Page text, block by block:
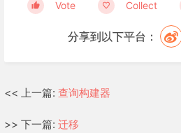
Vote Collect
分享到以下平台：
<< 上一篇: 查询构建器
>> 下一篇: 迁移